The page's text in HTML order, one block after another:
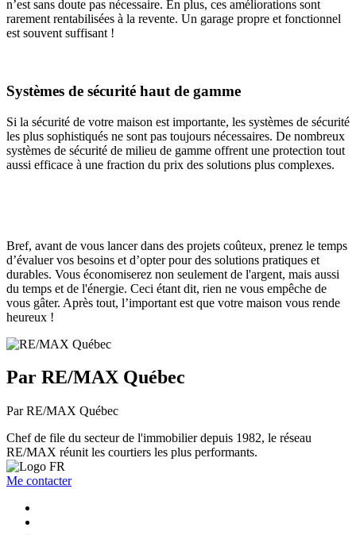
n’est sans doute pas nécessaire. En plus, ces améliorations sont
rarement rentabilisées à la revente. Un garage propre et fonctionnel
est souvent suffisant !
Systèmes de sécurité haut de gamme
Si la sécurité de votre maison est importante, les systèmes de sécurité
les plus sophistiqués ne sont pas toujours nécessaires. De nombreux
systèmes de sécurité de milieu de gamme offrent une protection tout
aussi efficace à une fraction du prix des solutions plus complexes.
Bref, avant de vous lancer dans des projets coûteux, prenez le temps
d’évaluer vos besoins et d’opter pour des solutions pratiques et
durables. Vous économiserez non seulement de l'argent, mais aussi
du temps et de l'énergie. Ceci étant dit, rien ne vous empêche de
vous gâter. Après tout, l’important est que votre maison vous rende
heureux !
Par RE/MAX Québec
Par RE/MAX Québec
Chef de file du secteur de l'immobilier depuis 1982, le réseau
RE/MAX réunit les courtiers les plus performants.
Me contacter